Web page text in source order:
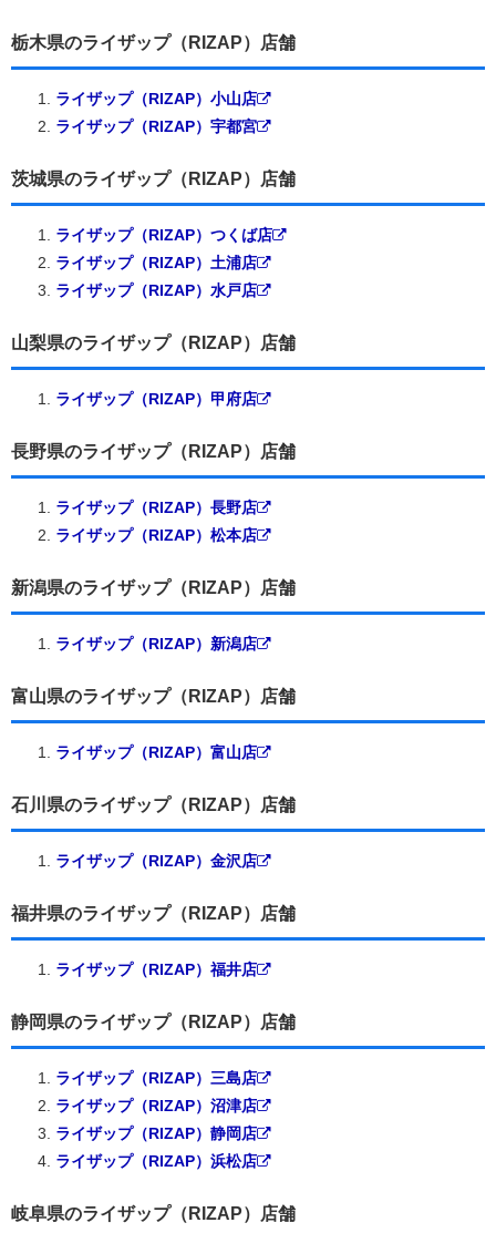
栃木県のライザップ（RIZAP）店舗
ライザップ（RIZAP）小山店
ライザップ（RIZAP）宇都宮
茨城県のライザップ（RIZAP）店舗
ライザップ（RIZAP）つくば店
ライザップ（RIZAP）土浦店
ライザップ（RIZAP）水戸店
山梨県のライザップ（RIZAP）店舗
ライザップ（RIZAP）甲府店
長野県のライザップ（RIZAP）店舗
ライザップ（RIZAP）長野店
ライザップ（RIZAP）松本店
新潟県のライザップ（RIZAP）店舗
ライザップ（RIZAP）新潟店
富山県のライザップ（RIZAP）店舗
ライザップ（RIZAP）富山店
石川県のライザップ（RIZAP）店舗
ライザップ（RIZAP）金沢店
福井県のライザップ（RIZAP）店舗
ライザップ（RIZAP）福井店
静岡県のライザップ（RIZAP）店舗
ライザップ（RIZAP）三島店
ライザップ（RIZAP）沼津店
ライザップ（RIZAP）静岡店
ライザップ（RIZAP）浜松店
岐阜県のライザップ（RIZAP）店舗